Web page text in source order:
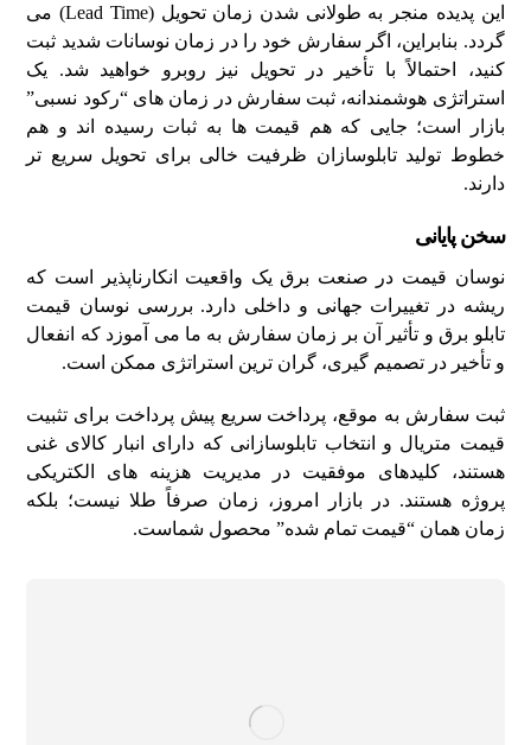
این پدیده منجر به طولانی شدن زمان تحویل (Lead Time) می
گردد. بنابراین، اگر سفارش خود را در زمان نوسانات شدید ثبت
کنید، احتمالاً با تأخیر در تحویل نیز روبرو خواهید شد. یک
استراتژی هوشمندانه، ثبت سفارش در زمان های “رکود نسبی”
بازار است؛ جایی که هم قیمت ها به ثبات رسیده اند و هم
خطوط تولید تابلوسازان ظرفیت خالی برای تحویل سریع تر
دارند.
سخن پایانی
نوسان قیمت در صنعت برق یک واقعیت انکارناپذیر است که
ریشه در تغییرات جهانی و داخلی دارد. بررسی نوسان قیمت
تابلو برق و تأثیر آن بر زمان سفارش به ما می آموزد که انفعال
و تأخیر در تصمیم گیری، گران ترین استراتژی ممکن است.
ثبت سفارش به موقع، پرداخت سریع پیش پرداخت برای تثبیت
قیمت متریال و انتخاب تابلوسازانی که دارای انبار کالای غنی
هستند، کلیدهای موفقیت در مدیریت هزینه های الکتریکی
پروژه هستند. در بازار امروز، زمان صرفاً طلا نیست؛ بلکه
زمان همان “قیمت تمام شده” محصول شماست.